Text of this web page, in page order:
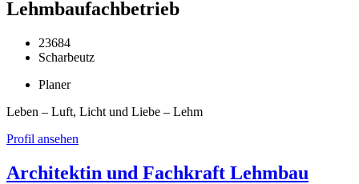
Lehmbaufachbetrieb
23684
Scharbeutz
Planer
Leben – Luft, Licht und Liebe – Lehm
Profil ansehen
Architektin und Fachkraft Lehmbau